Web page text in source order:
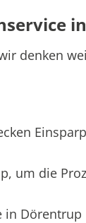
denken
um die